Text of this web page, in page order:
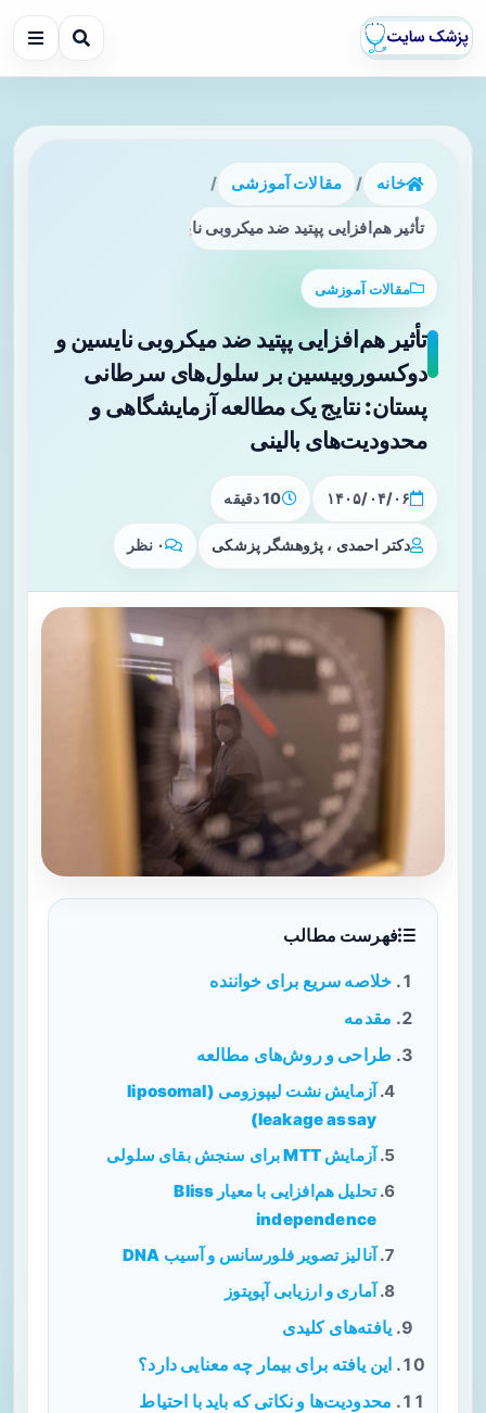
خانه / مقالات آموزشی /
تأثیر هم‌افزایی پپتید ضد میکروبی نایسین و دوکسوروبیسین
مقالات آموزشی
تأثیر هم‌افزایی پپتید ضد میکروبی نایسین و
دوکسوروبیسین بر سلول‌های سرطانی
پستان: نتایج یک مطالعه آزمایشگاهی و
محدودیت‌های بالینی
۱۴۰۵/۰۴/۰۶ 10 دقیقه
دکتر احمدی ، پژوهشگر پزشکی ۰ نظر
فهرست مطالب
خلاصه سریع برای خواننده
مقدمه
طراحی و روش‌های مطالعه
آزمایش نشت لیپوزومی (liposomal
leakage assay)
آزمایش MTT برای سنجش بقای سلولی
تحلیل هم‌افزایی با معیار Bliss
independence
آنالیز تصویر فلورسانس و آسیب DNA
آماری و ارزیابی آپوپتوز
یافته‌های کلیدی
این یافته برای بیمار چه معنایی دارد؟
محدودیت‌ها و نکاتی که باید با احتیاط